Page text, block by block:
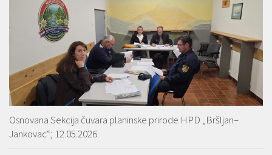
Osnovana Sekcija čuvara planinske prirode HPD „Bršljan–
Jankovac“; 12.05.2026.